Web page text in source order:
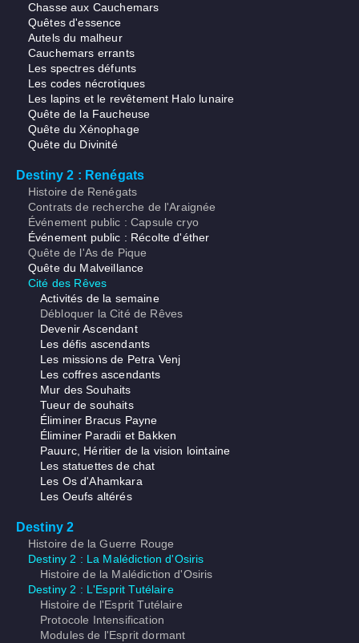
Chasse aux Cauchemars
Quêtes d'essence
Autels du malheur
Cauchemars errants
Les spectres défunts
Les codes nécrotiques
Les lapins et le revêtement Halo lunaire
Quête de la Faucheuse
Quête du Xénophage
Quête du Divinité
Destiny 2 : Renégats
Histoire de Renégats
Contrats de recherche de l'Araignée
Événement public : Capsule cryo
Événement public : Récolte d'éther
Quête de l'As de Pique
Quête du Malveillance
Cité des Rêves
Activités de la semaine
Débloquer la Cité de Rêves
Devenir Ascendant
Les défis ascendants
Les missions de Petra Venj
Les coffres ascendants
Mur des Souhaits
Tueur de souhaits
Éliminer Bracus Payne
Éliminer Paradii et Bakken
Pauurc, Héritier de la vision lointaine
Les statuettes de chat
Les Os d'Ahamkara
Les Oeufs altérés
Destiny 2
Histoire de la Guerre Rouge
Destiny 2 : La Malédiction d'Osiris
Histoire de la Malédiction d'Osiris
Destiny 2 : L'Esprit Tutélaire
Histoire de l'Esprit Tutélaire
Protocole Intensification
Modules de l'Esprit dormant